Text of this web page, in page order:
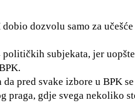
dozvolu samo za
subjekata, jer
pred svake izbore u BPK
gdje svega nekoliko